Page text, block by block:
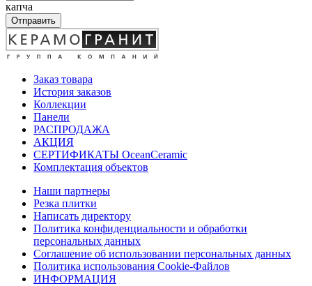
капча
Отправить
Заказ товара
История заказов
Коллекции
Панели
РАСПРОДАЖА
АКЦИЯ
СЕРТИФИКАТЫ OceanCeramic
Комплектация объектов
Наши партнеры
Резка плитки
Написать директору
Политика конфиденциальности и обработки
персональных данных
Соглашение об использовании персональных данных
Политика использования Cookie-Файлов
ИНФОРМАЦИЯ